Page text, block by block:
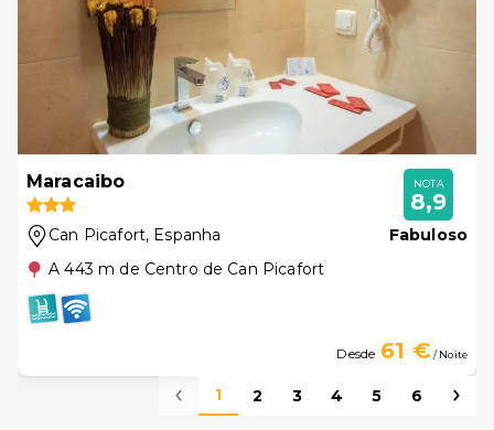
Maracaibo
Can Picafort, Espanha
A 443 m de Centro de Can Picafort
NOTA
8,9
Fabuloso
Desde 61 €/ Noite
1 2 3 4 5 6